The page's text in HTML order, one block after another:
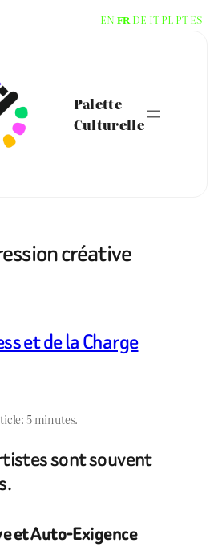
Palette
Culturelle
créative
et de la Charge
5 minutes.
sont souvent
et Auto-Exigence
EN FR DE ITPL PTES